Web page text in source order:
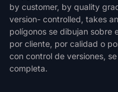
by customer, by quality
version- controlled, takes
polígonos se dibujan sobre
por cliente, por calidad o
con control de versiones,
completa.